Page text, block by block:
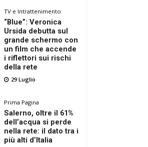
TV e Intrattenimento
“Blue”: Veronica
Ursida debutta sul
grande schermo con
un film che accende
i riflettori sui rischi
della rete
29 Luglio
Prima Pagina
Salerno, oltre il 61%
dell’acqua si perde
nella rete: il dato tra i
più alti d’Italia